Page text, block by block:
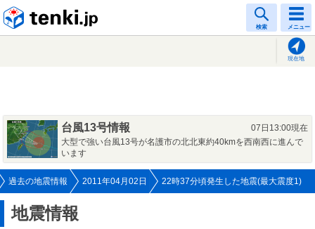
検索 メニュー
現在地
台風13号情報
07日13:00現在
大型で強い台風13号が名護市の北北東約40kmを西南西に進んで
います
過去の地震情報 2011年04月02日 22時37分頃発生した地震(最大震度1)
地震情報